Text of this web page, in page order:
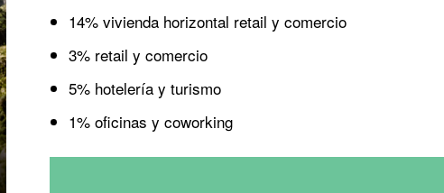
14% vivienda horizontal retail y comercio
3% retail y comercio
5% hotelería y turismo
1% oficinas y coworking